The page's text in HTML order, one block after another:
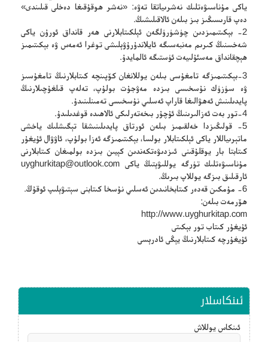
ياكى مۇناسىۋەتلىك نەشرىياتقا تەۋە: «نەشر ھوقۇقىغا دەخلى قىلىندى»
دەپ قارىسىڭىز بىز بىلەن ئالاقىلىشىڭ.
2- بېكىتىمىزدىن چۈشۈرۈلگەن ئېلكىتابلارنى ھەر قانداق ئورۇن ياكى
شەخسنىڭ كىرىم مەنبەسىگە ئايلاندۇرۇۋېلىشى توغرا ئەمەس ۋە بېكىتىمىز
ھېچقانداق مەسئۇلىيەت ئۈستىگە ئالمايدۇ.
3-بېكىتىمىزگە تامغۇسى بىلەن يوللانغان كۆپىنچە كىتابلارنىڭ تامغۇسىز
ۋە سۈزۈك نۇسخىسى بىزدە مەۋجۇت بولۇپ، تەلەپ قىلغۇچىلارنىڭ
پايدىلىنىش ئەھۋالىغا قاراپ ئەسلىي نۇسخىسى تەمىنلىنىدۇ.
4-تور بەت ئەزالىرىنىڭ ئۇچۇر بىخەتەرلىكى ئالاھىدە قوغدىلىدۇ.
5- قولىڭىزدا خەلقىمىز بىلەن ئورتاق پايدىلىنىشقا تېگىشلىك ياخشى
ماتېرىياللار ياكى ئېلكىتابلار بولسا، بېكىتىمىزگە ئەزا بولۇپ، ئاۋۋال ئۇيغۇر
كىتابتا بار يوقلۇقىنى ئىزدىۋەتكەندىن كېيىن بىزدە بولمىغان كىتابلارنى
مۇناسىۋەتلىك تۈرگە يوللىۋېتىڭ ياكى uyghurkitap@outlook.com
ئارقىلىق بىزگە يوللاپ بىرىڭ.
6- مۇمكىن قەدەر كىتابخانىدىن ئەسلىي نۇسخا كىتابنى سېتىۋېلىپ ئوقۇڭ.
ھۆرمەت بىلەن:
http://www.uyghurkitap.com
ئۇيغۇر كىتاب تور بېكىتى
ئۇيغۇرچە كىتابلارنىڭ يېڭى ئادرېسى
ئىنكاسلار
ئىنكاس يوللاش